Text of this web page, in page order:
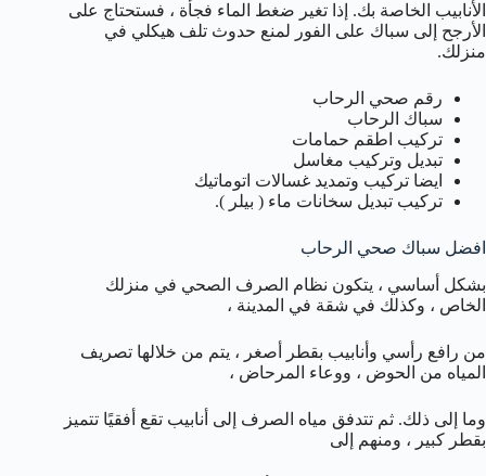
الأنابيب الخاصة بك. إذا تغير ضغط الماء فجأة ، فستحتاج على
الأرجح إلى سباك على الفور لمنع حدوث تلف هيكلي في
منزلك.
رقم صحي الرحاب
سباك الرحاب
تركيب اطقم حمامات
تبديل وتركيب مغاسل
ايضا تركيب وتمديد غسالات اتوماتيك
تركيب تبديل سخانات ماء ( بيلر ).
افضل سباك صحي الرحاب
بشكل أساسي ، يتكون نظام الصرف الصحي في منزلك
الخاص ، وكذلك في شقة في المدينة ،
من رافع رأسي وأنابيب بقطر أصغر ، يتم من خلالها تصريف
المياه من الحوض ، ووعاء المرحاض ،
وما إلى ذلك. ثم تتدفق مياه الصرف إلى أنابيب تقع أفقيًا تتميز
بقطر كبير ، ومنهم إلى